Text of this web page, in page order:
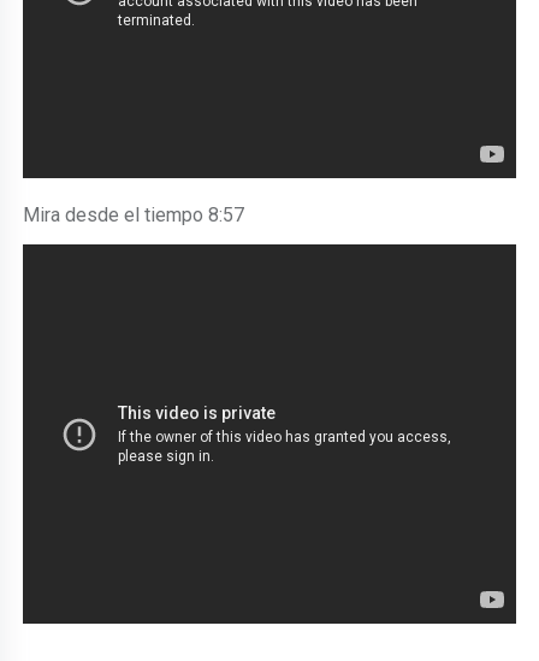
Mira desde el tiempo 8:57